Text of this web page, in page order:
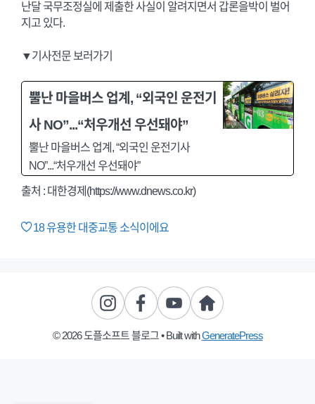
난달 국무조정실에 제출한 사실이 알려지면서 갑론을박이 벌어
지고 있다.
▼기사전문 보러가기
뿔난 마을버스 업계, “외국인 운전기
사 NO”...“처우개선 우선돼야”
뿔난 마을버스 업계, “외국인 운전기사
NO”...“처우개선 우선돼야”
출처 : 대한경제(https://www.dnews.co.kr)
18유용한 대중교통 소식이에요
© 2026 도플소프트 블로그• Built withGeneratePress